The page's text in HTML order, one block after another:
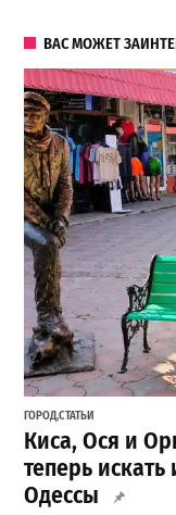
ВАС МОЖЕТ
ГОРОД,СТАТЬИ
Киса, Ося и
теперь
Одессы